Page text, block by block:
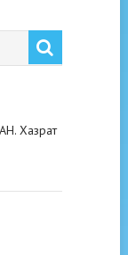
Хазрат